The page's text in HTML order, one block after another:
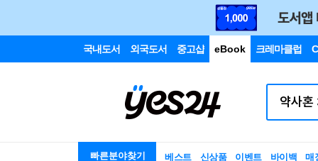
국내도서 외국도서 중고샵 eBook 크레마클럽
빠른분야찾기 베스트 신상품 이벤트 바이백 매